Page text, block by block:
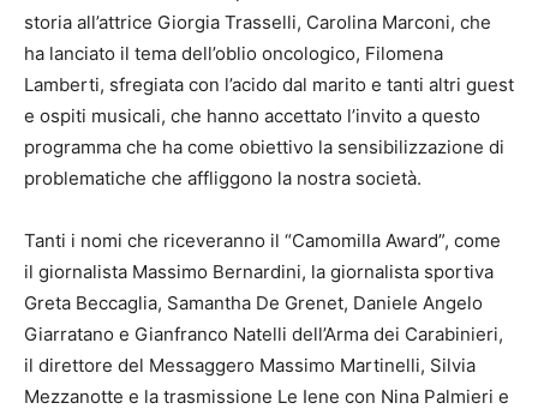
storia all’attrice Giorgia Trasselli, Carolina Marconi, che
ha lanciato il tema dell’oblio oncologico, Filomena
Lamberti, sfregiata con l’acido dal marito e tanti altri guest
e ospiti musicali, che hanno accettato l’invito a questo
programma che ha come obiettivo la sensibilizzazione di
problematiche che affliggono la nostra società.
Tanti i nomi che riceveranno il “Camomilla Award”, come
il giornalista Massimo Bernardini, la giornalista sportiva
Greta Beccaglia, Samantha De Grenet, Daniele Angelo
Giarratano e Gianfranco Natelli dell’Arma dei Carabinieri,
il direttore del Messaggero Massimo Martinelli, Silvia
Mezzanotte e la trasmissione Le Iene con Nina Palmieri e